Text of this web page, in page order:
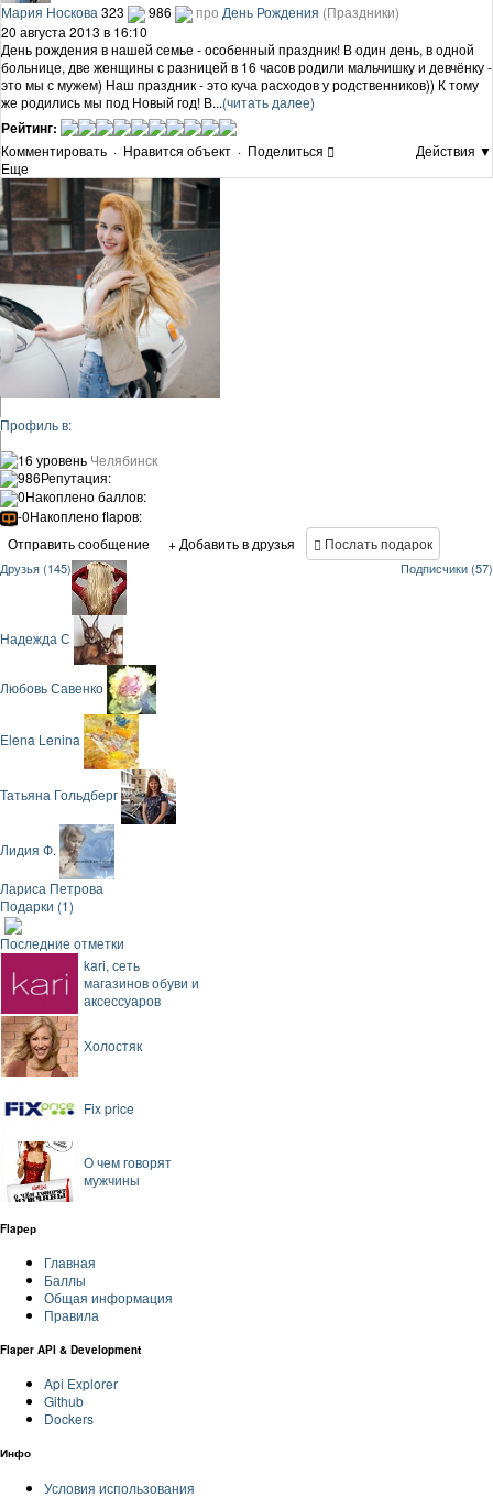
Мария Носкова 323 986 про День Рождения (Праздники)
20 августа 2013 в 16:10
День рождения в нашей семье - особенный праздник! В один день, в одной
больнице, две женщины с разницей в 16 часов родили мальчишку и девчёнку -
это мы с мужем) Наш праздник - это куча расходов у родственников)) К тому
же родились мы под Новый год! В...(читать далее)
Рейтинг:
Комментировать · Нравится объект · Поделиться
Действия ▼
Еще
Профиль в:
16 уровень Челябинск
986Репутация:
0Накоплено баллов:
-0Накоплено flapов:
Отправить сообщение
+ Добавить в друзья Послать подарок
Друзья (145) Подписчики (57)
Надежда С
Любовь Савенко
Elena Lenina
Татьяна Гольдберг
Лидия Ф.
Лариса Петрова
Подарки (1)
Последние отметки
kari, сеть
магазинов обуви и
аксессуаров
Холостяк
Fix price
О чем говорят
мужчины
Flapер
Главная
Баллы
Общая информация
Правила
Flaper API & Development
Api Explorer
Github
Dockers
Инфо
Условия использования